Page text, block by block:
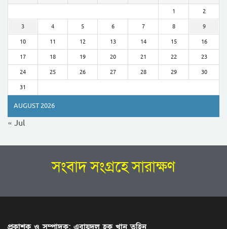
AUGUST 2026
1 2
3 4 5 6 7 8 9
10 11 12 13 14 15 16
17 18 19 20 21 22 23
24 25 26 27 28 29 30
31
« Jul
সংবাদ সংগ্রহে সারাক্ষণ
প্রকাশক ও সম্পাদক: এবায়দুল হক খান তুহিন